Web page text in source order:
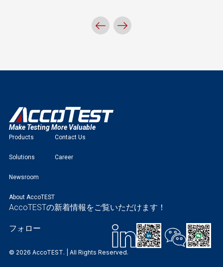
Make Testing More Valuable
Products
Solutions
Newsroom
About AccoTEST
Contact Us
Career
AccoTESTの新着情報をご覧いただけます！
フォロー
© 2026 AccoTEST. | All Rights Reserved.